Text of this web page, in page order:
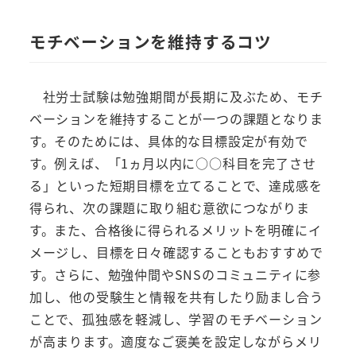
モチベーションを維持するコツ
社労士試験は勉強期間が長期に及ぶため、モチ
ベーションを維持することが一つの課題となりま
す。そのためには、具体的な目標設定が有効で
す。例えば、「1ヵ月以内に○○科目を完了させ
る」といった短期目標を立てることで、達成感を
得られ、次の課題に取り組む意欲につながりま
す。また、合格後に得られるメリットを明確にイ
メージし、目標を日々確認することもおすすめで
す。さらに、勉強仲間やSNSのコミュニティに参
加し、他の受験生と情報を共有したり励まし合う
ことで、孤独感を軽減し、学習のモチベーション
が高まります。適度なご褒美を設定しながらメリ